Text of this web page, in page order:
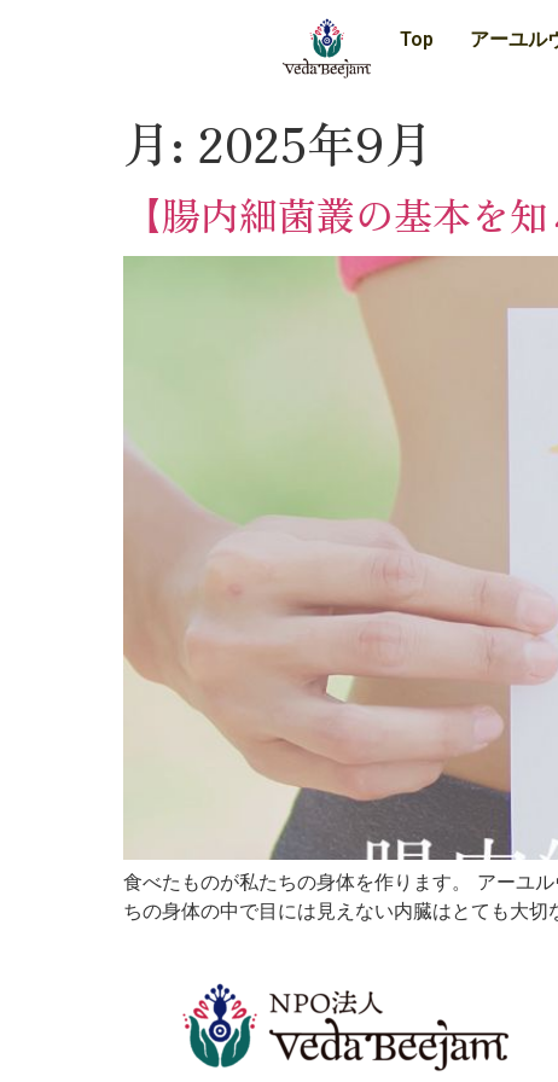
Top アーユル
月: 2025年9月
【腸内細菌叢の基本を
食べたものが私たちの身体を作ります。 アーユ
ちの身体の中で目には見えない内臓はとても大